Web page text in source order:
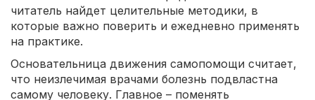
читатель найдет целительные методики, в
которые важно поверить и ежедневно применять
на практике.
Основательница движения самопомощи считает,
что неизлечимая врачами болезнь подвластна
самому человеку. Главное – поменять